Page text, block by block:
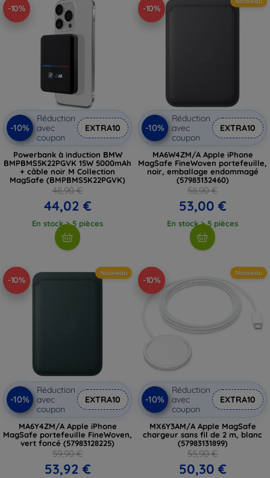
-10%
-10%
Réduction
avec
coupon
EXTRA10
Powerbank à induction BMW
BMPBMS5K22PGVK 15W 5000mAh
+ câble noir M Collection
MagSafe (BMPBMS5K22PGVK)
48,90 €
44,02 €
En stock > 5 pièces
-10%
-10%
Réduction
avec
coupon
EXTRA10
MA6W4ZM/A Apple iPhone
MagSafe FineWoven portefeuille,
noir, emballage endommagé
(57983132460)
58,90 €
53,00 €
En stock > 5 pièces
-10%
Nouveau
-10%
Réduction
avec
coupon
EXTRA10
MA6Y4ZM/A Apple iPhone
MagSafe portefeuille FineWoven,
vert foncé (57983128225)
59,90 €
53,92 €
-10%
Nouveau
-10%
Réduction
avec
coupon
EXTRA10
MX6Y3AM/A Apple MagSafe
chargeur sans fil de 2 m, blanc
(57983131899)
55,90 €
50,30 €